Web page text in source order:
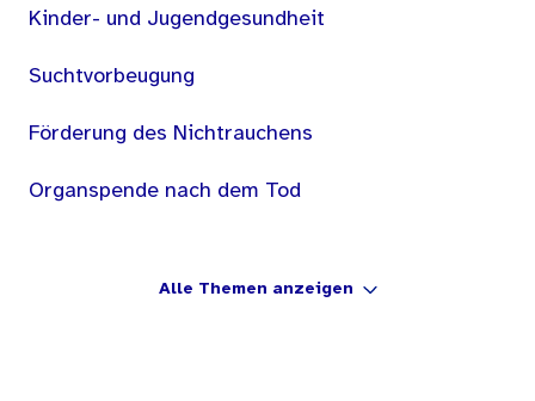
Kinder- und Jugendgesundheit
Suchtvorbeugung
Förderung des Nichtrauchens
Organspende nach dem Tod
Alle Themen anzeigen